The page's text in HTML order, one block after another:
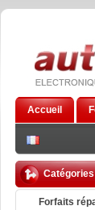
Accueil
Catégories
Forfaits